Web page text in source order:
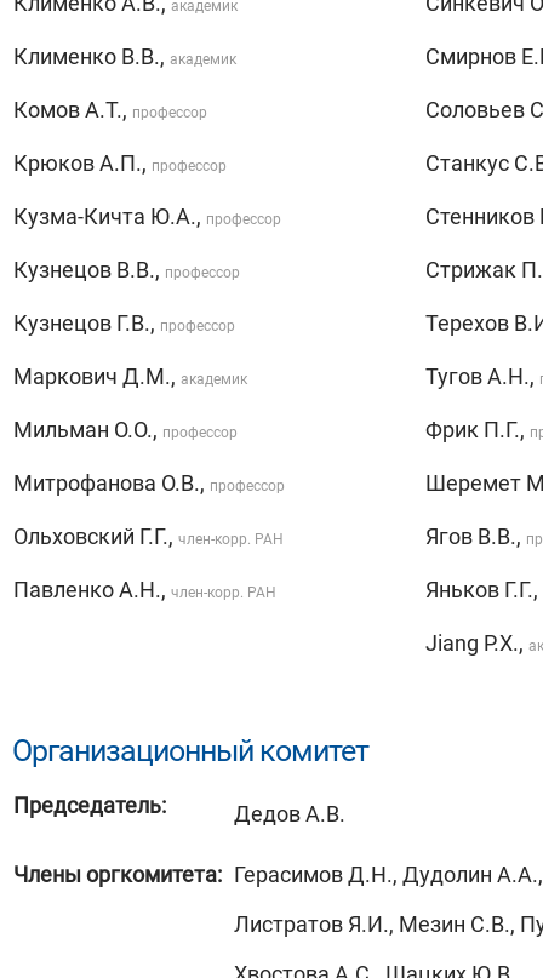
академик
Клименко В.В., академик
Комов А.Т., профессор
Крюков А.П., профессор
Кузма-Кичта Ю.А., профессор
Кузнецов В.В., профессор
Кузнецов Г.В., профессор
Маркович Д.М., академик
Мильман О.О., профессор
Митрофанова О.В., профессор
Ольховский Г.Г., член-корр. РАН
Павленко А.Н., член-корр. РАН
Смирнов
Соловьев
Станкус
Стрижак
Терехов
Тугов А.Н.,
Фрик П.Г.,
Шеремет
Ягов В.В.,
Яньков Г.Г.,
Jiang P.X.,
Организационный комитет
Председатель: Дедов А.В.
Члены оргкомитета: Герасимов Д.Н., Дудолин
Листратов Я.И., Мезин С.В.,